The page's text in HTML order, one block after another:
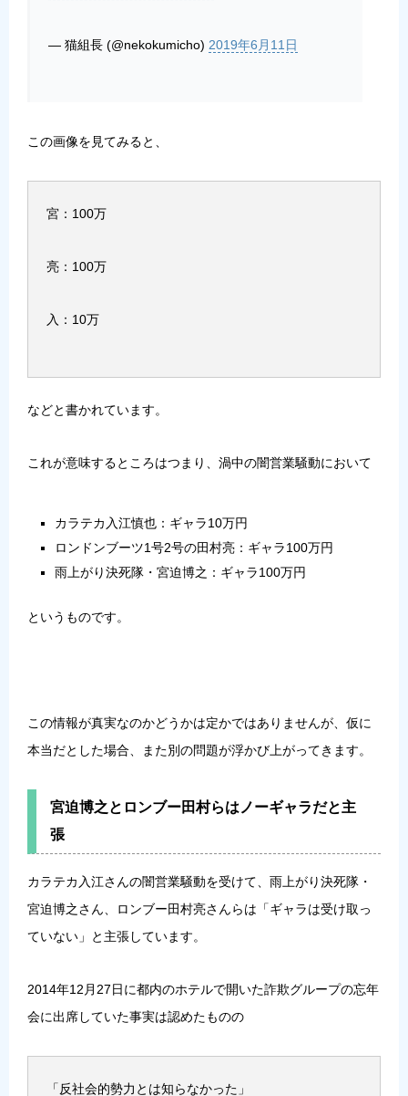
— 猫組長 (@nekokumicho) 2019年6月11日
この画像を見てみると、
宮：100万
亮：100万
入：10万
などと書かれています。
これが意味するところはつまり、渦中の闇営業騒動において
カラテカ入江慎也：ギャラ10万円
ロンドンブーツ1号2号の田村亮：ギャラ100万円
雨上がり決死隊・宮迫博之：ギャラ100万円
というものです。
この情報が真実なのかどうかは定かではありませんが、仮に
本当だとした場合、また別の問題が浮かび上がってきます。
宮迫博之とロンブー田村らはノーギャラだと主
張
カラテカ入江さんの闇営業騒動を受けて、雨上がり決死隊・
宮迫博之さん、ロンブー田村亮さんらは「ギャラは受け取っ
ていない」と主張しています。
2014年12月27日に都内のホテルで開いた詐欺グループの忘年
会に出席していた事実は認めたものの
「反社会的勢力とは知らなかった」